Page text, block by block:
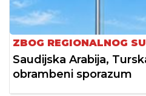
ZBOG REGIONALNOG
Saudijska Arabija,
obrambeni sporazum